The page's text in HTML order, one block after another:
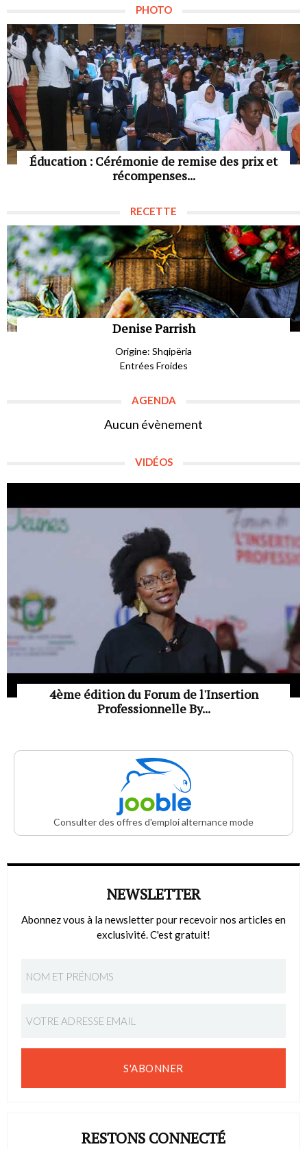
PHOTO
Éducation : Cérémonie de remise des prix et
récompenses...
RECETTE
Denise Parrish
Origine: Shqipëria
Entrées Froides
AGENDA
Aucun évènement
VIDÉOS
4ème édition du Forum de l'Insertion
Professionnelle By...
Consulter des offres d'emploi alternance mode
NEWSLETTER
Abonnez vous à la newsletter pour recevoir nos articles en
exclusivité. C'est gratuit!
S'ABONNER
RESTONS CONNECTÉ